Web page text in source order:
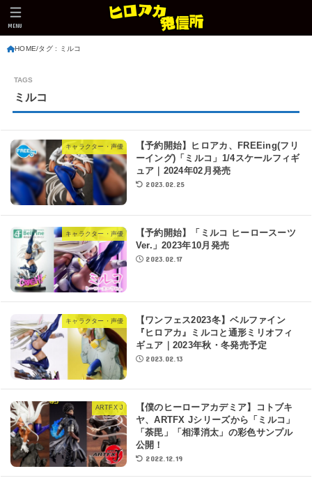
MENU
HOME タグ : ミルコ
ミルコ
キャラクター・声優
【予約開始】ヒロアカ、FREEing(フリ
ーイング)「ミルコ」1/4スケールフィギ
ュア｜2024年02月発売
2023.02.25
キャラクター・声優
【予約開始】「ミルコ ヒーロースーツ
Ver.」2023年10月発売
2023.02.17
キャラクター・声優
【ワンフェス2023冬】ベルファイン
『ヒロアカ』ミルコと通形ミリオフィ
ギュア｜2023年秋・冬発売予定
2023.02.13
ARTFX J
【僕のヒーローアカデミア】コトブキ
ヤ、ARTFX Jシリーズから「ミルコ」
「荼毘」「相澤消太」の彩色サンプル
公開！
2022.12.19